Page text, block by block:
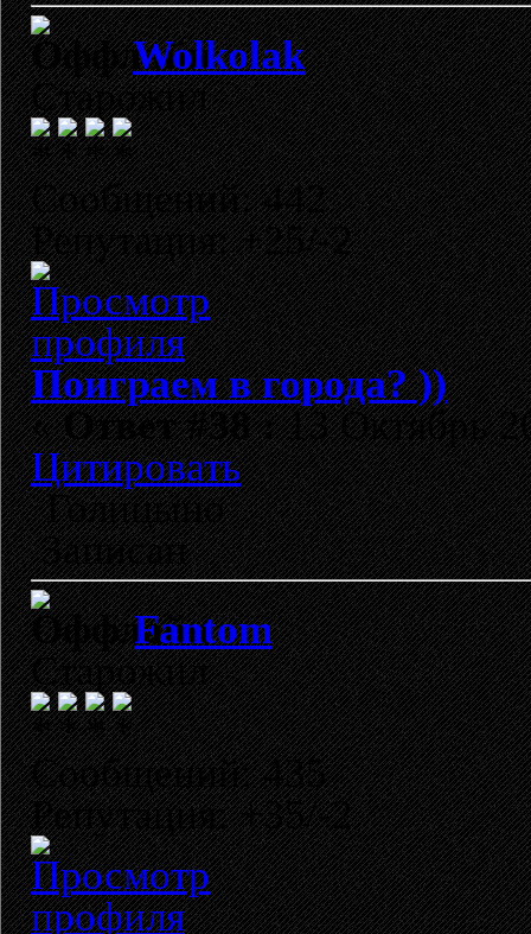
Wolkolak
Старожил
Сообщений: 442
Репутация: +25/-2
Поиграем в города? ))
«Ответ #38 :13 Октябрь
Цитировать
Голицыно
Записан
Fantom
Старожил
Сообщений: 435
Репутация: +35/-2